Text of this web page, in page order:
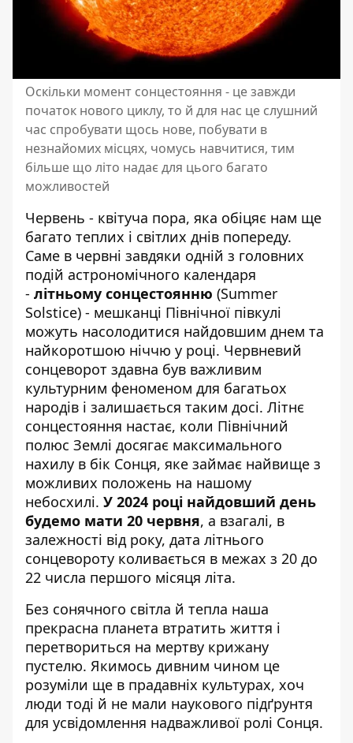
Оскільки момент сонцестояння - це завжди
початок нового циклу, то й для нас це слушний
час спробувати щось нове, побувати в
незнайомих місцях, чомусь навчитися, тим
більше що літо надає для цього багато
можливостей
Червень - квітуча пора, яка обіцяє нам ще
багато теплих і світлих днів попереду.
Саме в червні завдяки одній з головних
подій астрономічного календаря
- літньому сонцестоянню (Summer
Solstice) - мешканці Північної півкулі
можуть насолодитися найдовшим днем та
найкоротшою ніччю у році. Червневий
сонцеворот здавна був важливим
культурним феноменом для багатьох
народів і залишається таким досі. Літнє
сонцестояння настає, коли Північний
полюс Землі досягає максимального
нахилу в бік Сонця, яке займає найвище з
можливих положень на нашому
небосхилі. У 2024 році найдовший день
будемо мати 20 червня, а взагалі, в
залежності від року, дата літнього
сонцевороту коливається в межах з 20 до
22 числа першого місяця літа.
Без сонячного світла й тепла наша
прекрасна планета втратить життя і
перетвориться на мертву крижану
пустелю. Якимось дивним чином це
розуміли ще в прадавніх культурах, хоч
люди тоді й не мали наукового підґрунтя
для усвідомлення надважливої ролі Сонця.